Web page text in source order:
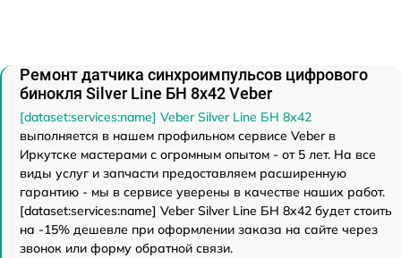
Ремонт датчика синхроимпульсов цифрового
бинокля Silver Line БН 8x42 Veber
[dataset:services:name] Veber Silver Line БН 8x42
выполняется в нашем профильном сервисе Veber в
Иркутске мастерами с огромным опытом - от 5 лет. На все
виды услуг и запчасти предоставляем расширенную
гарантию - мы в сервисе уверены в качестве наших работ.
[dataset:services:name] Veber Silver Line БН 8x42 будет стоить
на -15% дешевле при оформлении заказа на сайте через
звонок или форму обратной связи.